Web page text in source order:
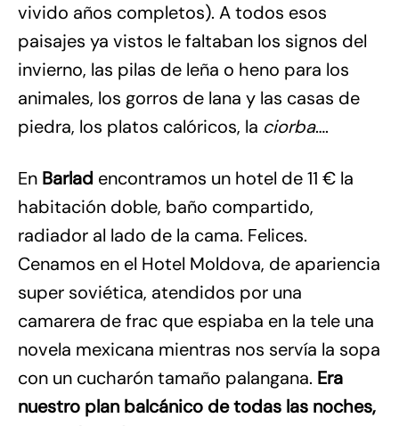
vivido años completos). A todos esos
paisajes ya vistos le faltaban los signos del
invierno, las pilas de leña o heno para los
animales, los gorros de lana y las casas de
piedra, los platos calóricos, la ciorba….
En Barlad encontramos un hotel de 11 € la
habitación doble, baño compartido,
radiador al lado de la cama. Felices.
Cenamos en el Hotel Moldova, de apariencia
super soviética, atendidos por una
camarera de frac que espiaba en la tele una
novela mexicana mientras nos servía la sopa
con un cucharón tamaño palangana. Era
nuestro plan balcánico de todas las noches,